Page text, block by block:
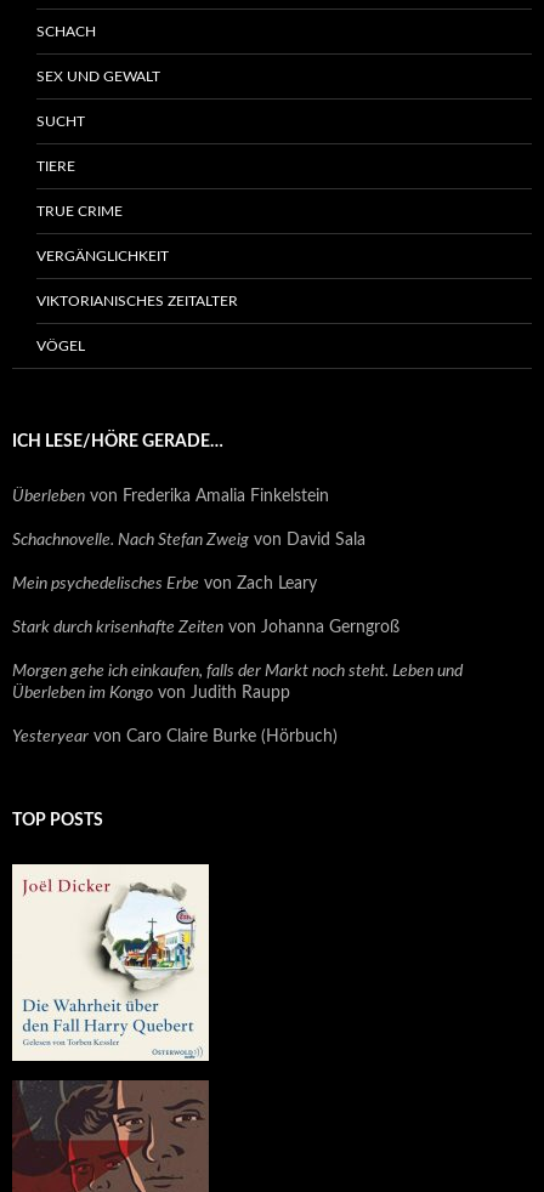
SCHACH
SEX UND GEWALT
SUCHT
TIERE
TRUE CRIME
VERGÄNGLICHKEIT
VIKTORIANISCHES ZEITALTER
VÖGEL
ICH LESE/HÖRE GERADE…
Überleben von Frederika Amalia Finkelstein
Schachnovelle. Nach Stefan Zweig von David Sala
Mein psychedelisches Erbe von Zach Leary
Stark durch krisenhafte Zeiten von Johanna Gerngroß
Morgen gehe ich einkaufen, falls der Markt noch steht. Leben und
Überleben im Kongo von Judith Raupp
Yesteryear von Caro Claire Burke (Hörbuch)
TOP POSTS